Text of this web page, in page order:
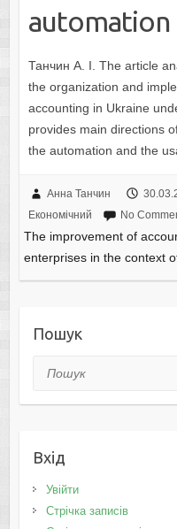
automation
Танчин А. І. The article
the organization and
accounting in Ukraine
provides main directions
the automation and the
Анна Танчин
Економічний
No
The improvement of
enterprises in the context
Пошук
Пошук
Вхід
Увійти
Стрічка записів